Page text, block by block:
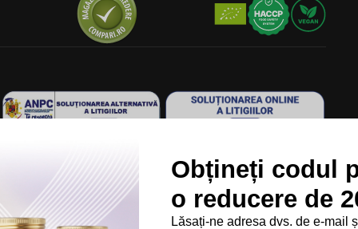
RO
Copyright2026BrainMarket.ro. Toate drepturile rezervate.
Politica de prelucrare a datelor cu caracter personal
Termeni și condițiiCookies Creat de Shoptet Premium
Obțineți codul
o reducere de
Lăsați-ne adresa dvs. de e-mail